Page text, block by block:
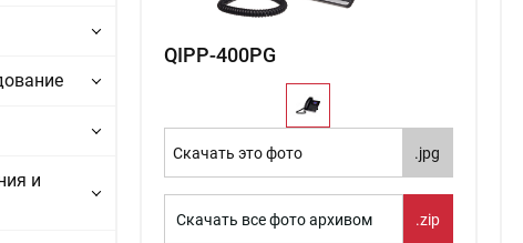
и
QIPP-400PG
Скачать это фото .jpg
Скачать все фото архивом .zip